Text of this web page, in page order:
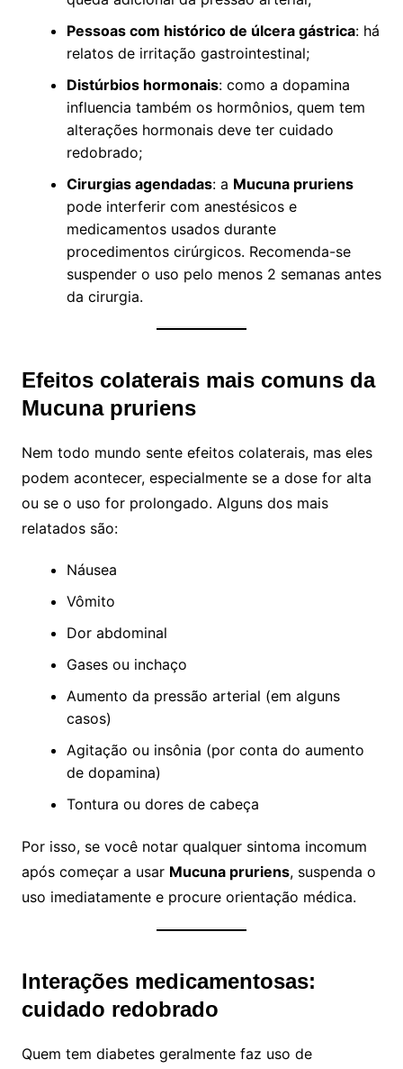
Pessoas com histórico de úlcera gástrica: há
relatos de irritação gastrointestinal;
Distúrbios hormonais: como a dopamina
influencia também os hormônios, quem tem
alterações hormonais deve ter cuidado
redobrado;
Cirurgias agendadas: a Mucuna pruriens
pode interferir com anestésicos e
medicamentos usados durante
procedimentos cirúrgicos. Recomenda-se
suspender o uso pelo menos 2 semanas antes
da cirurgia.
Efeitos colaterais mais comuns da
Mucuna pruriens
Nem todo mundo sente efeitos colaterais, mas eles
podem acontecer, especialmente se a dose for alta
ou se o uso for prolongado. Alguns dos mais
relatados são:
Náusea
Vômito
Dor abdominal
Gases ou inchaço
Aumento da pressão arterial (em alguns
casos)
Agitação ou insônia (por conta do aumento
de dopamina)
Tontura ou dores de cabeça
Por isso, se você notar qualquer sintoma incomum
após começar a usar Mucuna pruriens, suspenda o
uso imediatamente e procure orientação médica.
Interações medicamentosas:
cuidado redobrado
Quem tem diabetes geralmente faz uso de